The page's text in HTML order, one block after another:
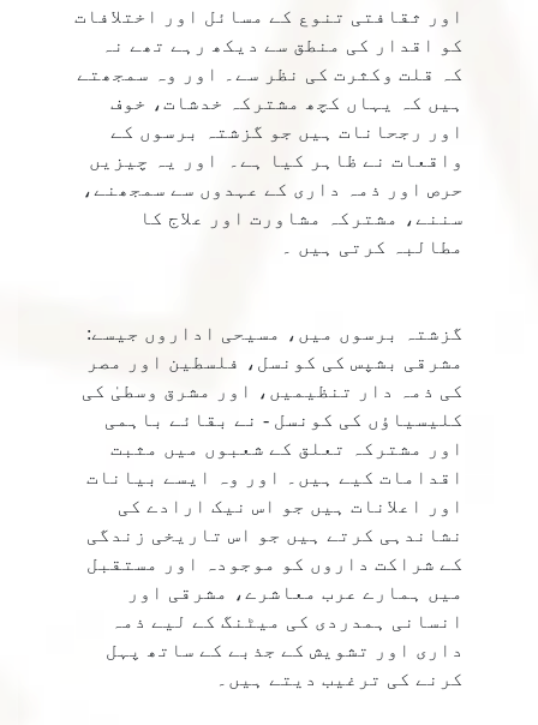
اور ثقافتی تنوع کے مسائل اور اختلافات
کو اقدار کی منطق سے دیکھ رہے تھے نہ
کہ قلت وکثرت کی نظر سے۔ اور وہ سمجھتے
ہیں کہ یہاں کچھ مشترکہ خدشات، خوف
اور رجحانات ہیں جو گزشتہ برسوں کے
واقعات نے ظاہر کیا ہے۔ اور یہ چیزیں
حرص اور ذمہ داری کے عہدوں سے سمجھنے،
سننے، مشترکہ مشاورت اور علاج کا
مطالبہ کرتی ہیں ۔
گزشتہ برسوں میں، مسیحی اداروں جیسے:
مشرقی بشپس کی کونسل، فلسطین اور مصر
کی ذمہ دار تنظیمیں، اور مشرق وسطیٰ کی
کلیسیاؤں کی کونسل - نے بقائے باہمی
اور مشترکہ تعلق کے شعبوں میں مثبت
اقدامات کیے ہیں۔ اور وہ ایسے بیانات
اور اعلانات ہیں جو اس نیک ارادے کی
نشاندہی کرتے ہیں جو اس تاریخی زندگی
کے شراکت داروں کو موجودہ اور مستقبل
میں ہمارے عرب معاشرے، مشرقی اور
انسانی ہمدردی کی میٹنگ کے لیے ذمہ
داری اور تشویش کے جذبے کے ساتھ پہل
کرنے کی ترغیب دیتے ہیں۔